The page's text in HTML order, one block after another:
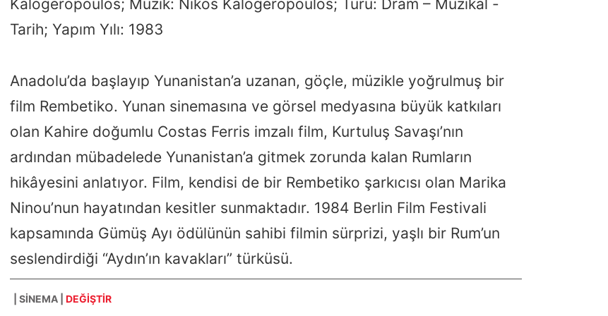
t
Kalogeropoulos; Müzik: Nikos Kalogeropoulos; Türü: Dram – Müzikal -
Tarih; Yapım Yılı: 1983
Anadolu’da başlayıp Yunanistan’a uzanan, göçle, müzikle yoğrulmuş bir
film Rembetiko. Yunan sinemasına ve görsel medyasına büyük katkıları
olan Kahire doğumlu Costas Ferris imzalı film, Kurtuluş Savaşı’nın
ardından mübadelede Yunanistan’a gitmek zorunda kalan Rumların
hikâyesini anlatıyor. Film, kendisi de bir Rembetiko şarkıcısı olan Marika
Ninou’nun hayatından kesitler sunmaktadır. 1984 Berlin Film Festivali
kapsamında Gümüş Ayı ödülünün sahibi filmin sürprizi, yaşlı bir Rum’un
seslendirdiği “Aydın’ın kavakları” türküsü.
| SINEMA | DEĞİŞTİR